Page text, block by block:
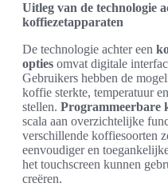
Uitleg van de technologie
koffiezetapparaten
De technologie achter een
opties omvat digitale
Gebruikers hebben de
koffie sterkte, temperatuur
stellen. Programmeerbare
scala aan overzichtelijke
verschillende koffiesoorten
eenvoudiger en
het touchscreen kunnen
creëren.